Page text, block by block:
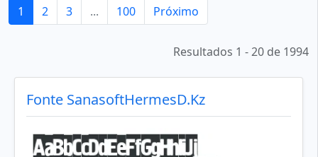
1 2 3 ... 100 Próximo
Resultados 1 - 20 de 1994
Fonte SanasoftHermesD.Kz